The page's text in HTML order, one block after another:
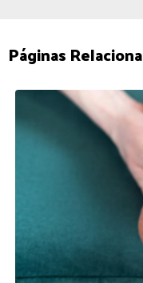
Páginas